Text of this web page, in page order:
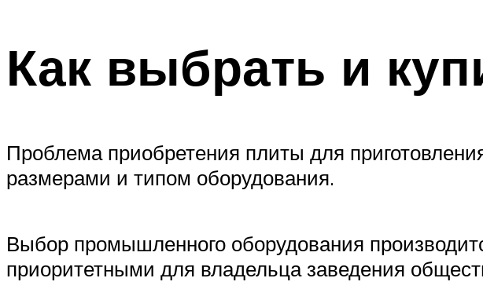
Как выбрать и
Проблема приобретения плиты для
размерами и типом оборудования.
Выбор промышленного оборудования
приоритетными для владельца заведения